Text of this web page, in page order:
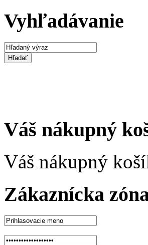
Vyhľadávanie
Váš nákupný
Váš nákupný
Zákaznícka